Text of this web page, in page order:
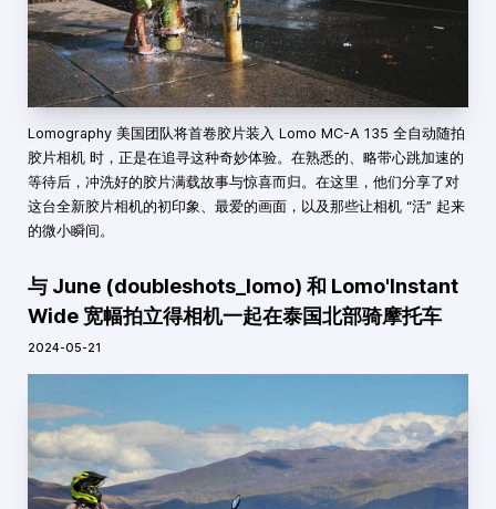
Lomography 美国团队将首卷胶片装入 Lomo MC-A 135 全自动随拍
胶片相机 时，正是在追寻这种奇妙体验。在熟悉的、略带心跳加速的
等待后，冲洗好的胶片满载故事与惊喜而归。在这里，他们分享了对
这台全新胶片相机的初印象、最爱的画面，以及那些让相机 “活” 起来
的微小瞬间。
与 June (doubleshots_lomo) 和 Lomo'Instant
Wide 宽幅拍立得相机一起在泰国北部骑摩托车
2024-05-21